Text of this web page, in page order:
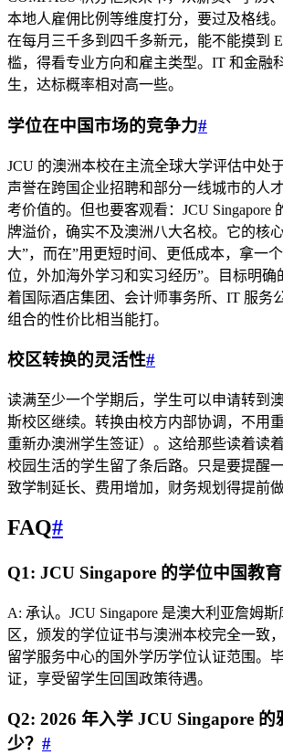
本地人雇佣比例等维度打分，要过及格线
在每月三千多到四千多新元，能不能摸到
槛，得看专业方向和雇主类型。IT 和金融
生，达标概率相对高一些。
学位在中国市场的竞争力#
JCU 的澳洲本校在主流全球大学评估中处
声誉在跨国企业招聘和部分一线城市的人
考价值的。但也要客观看：JCU Singapore
牌溢价，确实不及澳洲八大名校。它的核
大”，而在”用更短时间、更低成本，拿一
位，外加海外学习和实习经历”。目标明
着国际酒店集团、会计师事务所、IT 服
组合的性价比相当能打。
校区转换的灵活性#
读满至少一个学期后，学生可以申请转到
斯校区继续。转换由校方内部协调，不用
重新办澳洲学生签证）。这给那些读着读
校园生活的学生留了条后路。只是要提醒
致学制延长、费用增加，财务规划得提前
FAQ#
Q1: JCU Singapore 的学位中国教育
A: 承认。JCU Singapore 是澳大利亚詹姆
区，颁发的学位证书与澳洲本校完全一致
留学服务中心的国外学历学位认证范围。
证，享受留学生回国政策待遇。
Q2: 2026 年入学 JCU Singapore 的
少？ #